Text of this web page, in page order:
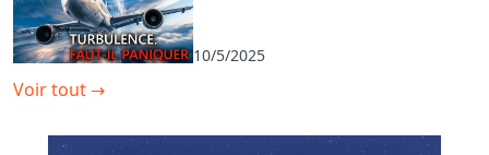
10/5/2025
Voir tout →